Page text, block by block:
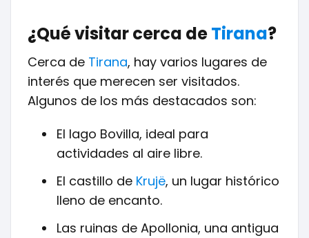
¿Qué visitar cerca deTirana?
Cerca de Tirana, hay varios lugares de
interés que merecen ser visitados.
Algunos de los más destacados son:
El lago Bovilla, ideal para
actividades al aire libre.
El castillo de Krujë, un lugar histórico
lleno de encanto.
Las ruinas de Apollonia, una antigua